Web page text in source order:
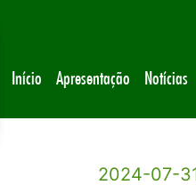
Início Apresentação Notícias
2024-07-